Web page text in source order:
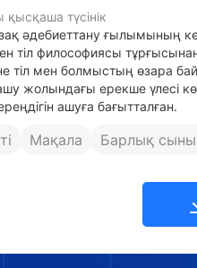
түсінік
әдебиеттану ғылымының
тіл философиясы
тіл мен болмыстың өзара
жолындағы ерекше үлесі
ашуға бағытталған.
Мақала Барлық